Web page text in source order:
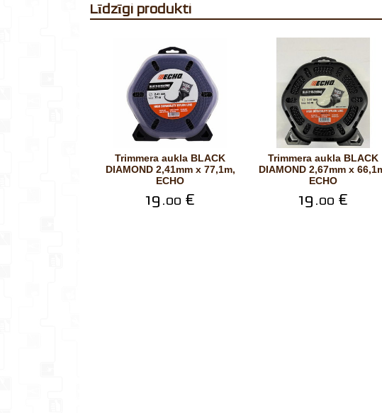
Līdzīgi produkti
Trimmera aukla BLACK
DIAMOND 2,41mm x 77,1m,
ECHO
19.00 €
Trimmera aukla BLACK
DIAMOND 2,67mm x
ECHO
19.00 €